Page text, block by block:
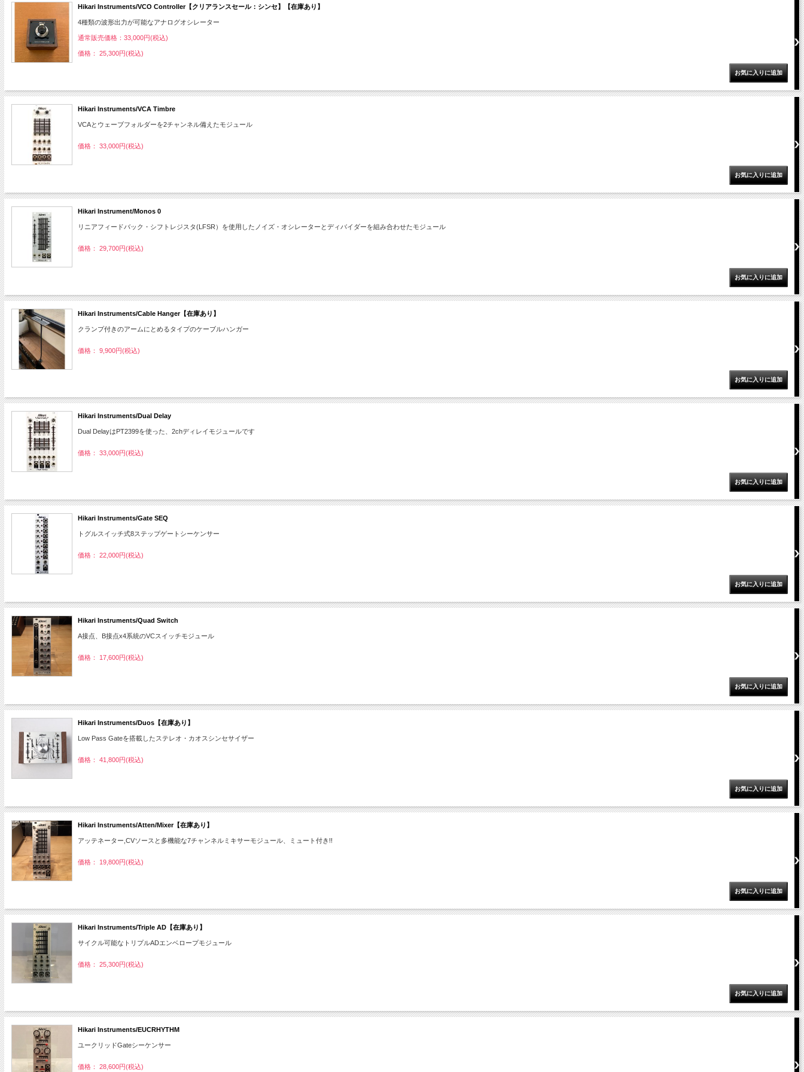
Hikari Instruments/VCO Controller【クリアランスセール：シンセ】【在庫あり】
4種類の波形出力が可能なアナログオシレーター
通常販売価格：33,000円(税込)
価格： 25,300円(税込)
Hikari Instruments/VCA Timbre
VCAとウェーブフォルダーを2チャンネル備えたモジュール
価格： 33,000円(税込)
Hikari Instrument/Monos 0
リニアフィードバック・シフトレジスタ(LFSR）を使用したノイズ・オシレーターとディバイダーを組み合わせたモジュール
価格： 29,700円(税込)
Hikari Instruments/Cable Hanger【在庫あり】
クランプ付きのアームにとめるタイプのケーブルハンガー
価格： 9,900円(税込)
Hikari Instruments/Dual Delay
Dual DelayはPT2399を使った、2chディレイモジュールです
価格： 33,000円(税込)
Hikari Instruments/Gate SEQ
トグルスイッチ式8ステップゲートシーケンサー
価格： 22,000円(税込)
Hikari Instruments/Quad Switch
A接点、B接点x4系統のVCスイッチモジュール
価格： 17,600円(税込)
Hikari Instruments/Duos【在庫あり】
Low Pass Gateを搭載したステレオ・カオスシンセサイザー
価格： 41,800円(税込)
Hikari Instruments/Atten/Mixer【在庫あり】
アッテネーター,CVソースと多機能な7チャンネルミキサーモジュール、ミュート付き!!
価格： 19,800円(税込)
Hikari Instruments/Triple AD【在庫あり】
サイクル可能なトリプルADエンベロープモジュール
価格： 25,300円(税込)
Hikari Instruments/EUCRHYTHM
ユークリッドGateシーケンサー
価格： 28,600円(税込)